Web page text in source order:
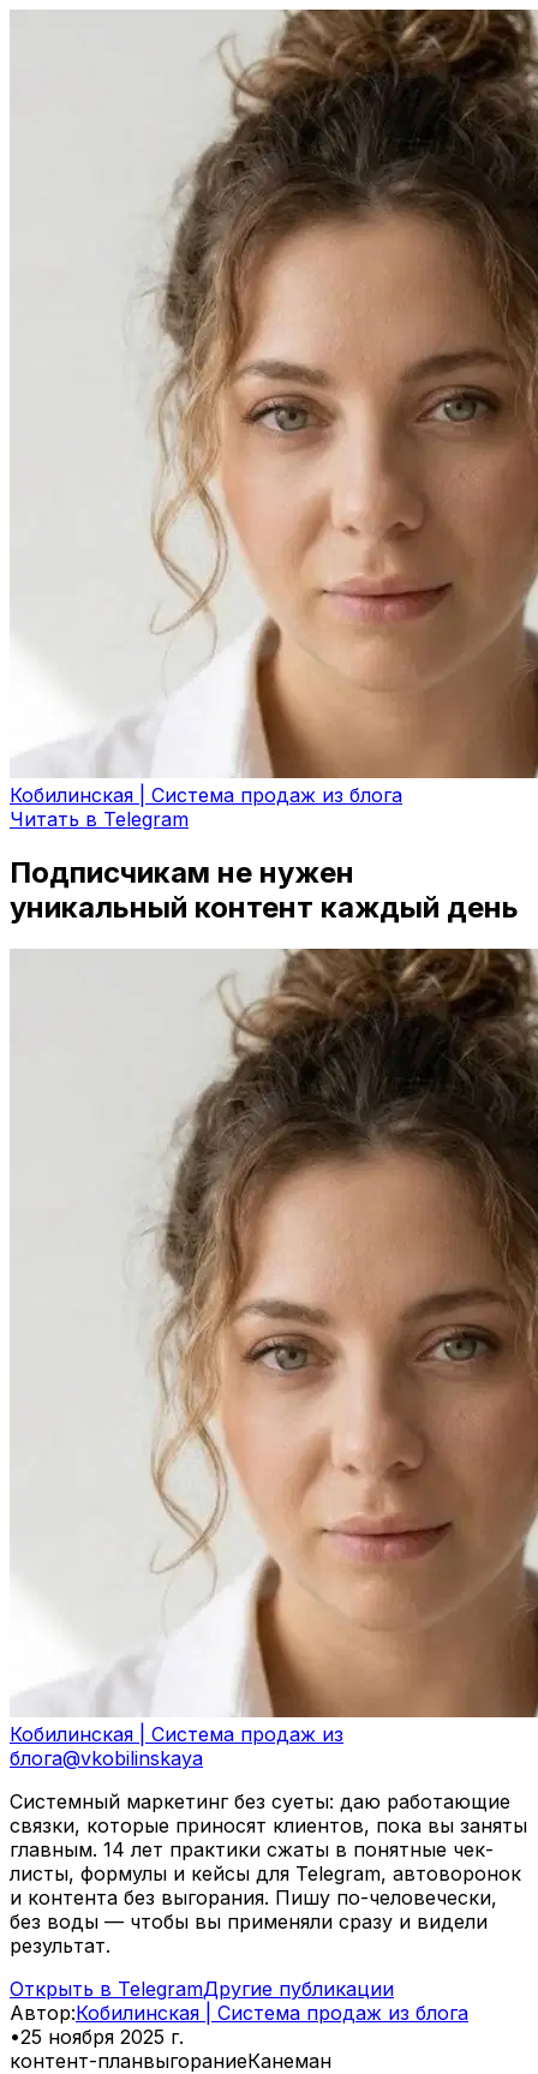
Кобилинская | Система продаж из блога
Читать в Telegram
Подписчикам не нужен
уникальный контент каждый день
Кобилинская | Система продаж из
блога@vkobilinskaya
Системный маркетинг без суеты: даю работающие
связки, которые приносят клиентов, пока вы заняты
главным. 14 лет практики сжаты в понятные чек-
листы, формулы и кейсы для Telegram, автоворонок
и контента без выгорания. Пишу по-человечески,
без воды — чтобы вы применяли сразу и видели
результат.
Открыть в TelegramДругие публикации
Автор:Кобилинская | Система продаж из блога
•25 ноября 2025 г.
контент-планвыгораниеКанеман